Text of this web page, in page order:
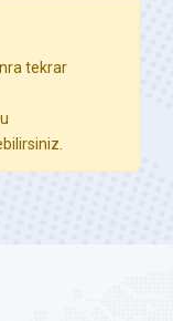
tekrar